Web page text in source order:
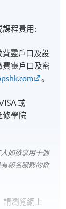
課程費用:
靈戶口及設
費靈戶口及密
。
或
修學院
如欲享用十個
報名服務的教
請瀏覽網上